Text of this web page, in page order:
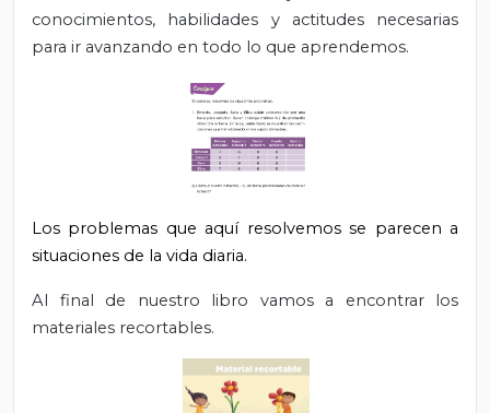
conocimientos, habilidades y actitudes necesarias
para ir avanzando en todo lo que aprendemos.
Los problemas que aquí resolvemos se parecen a
situaciones de la vida diaria.
Al final de nuestro libro vamos a encontrar los
materiales recortables.